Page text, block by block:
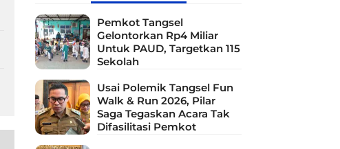
Pemkot Tangsel
Gelontorkan Rp4 Miliar
Untuk PAUD, Targetkan 115
Sekolah
Usai Polemik Tangsel Fun
Walk & Run 2026, Pilar
Saga Tegaskan Acara Tak
Difasilitasi Pemkot